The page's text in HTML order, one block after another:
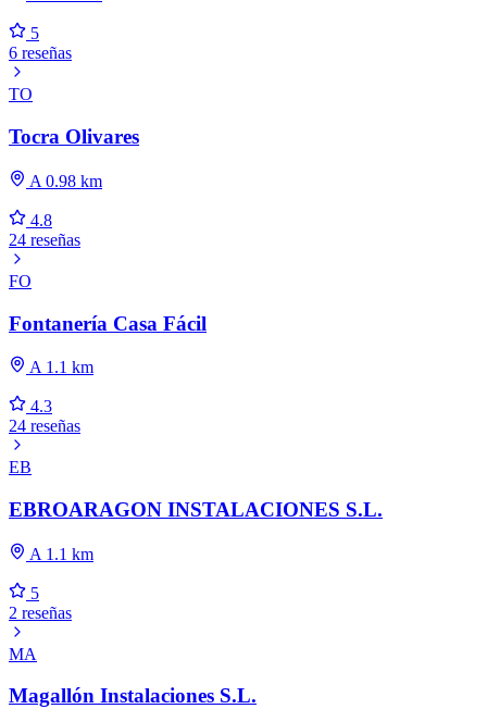
5
6 reseñas
TO
Tocra Olivares
A 0.98 km
4.8
24 reseñas
FO
Fontanería Casa Fácil
A 1.1 km
4.3
24 reseñas
EB
EBROARAGON INSTALACIONES S.L.
A 1.1 km
5
2 reseñas
MA
Magallón Instalaciones S.L.